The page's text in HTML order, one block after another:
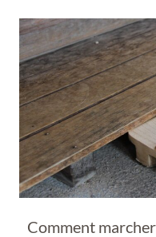
Comment